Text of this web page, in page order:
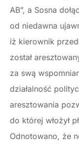
AB”, a Sosna
od niedawna
iż kierownik
został
za swą
działalność
aresztowania
do której włożył
Odnotowano, że